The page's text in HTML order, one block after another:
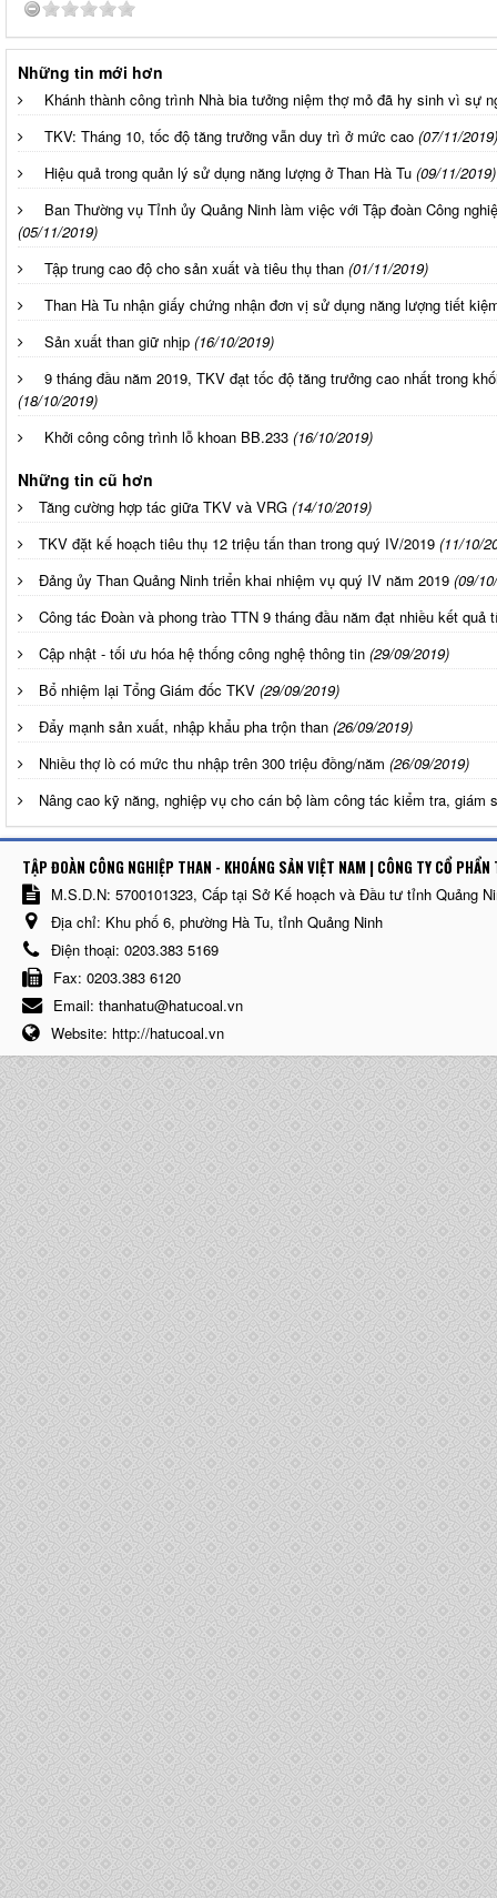
Những tin mới hơn
Khánh thành công trình Nhà bia tưởng niệm thợ mỏ đã hy sinh vì sự
TKV: Tháng 10, tốc độ tăng trưởng vẫn duy trì ở mức cao (07/11/2019)
Hiệu quả trong quản lý sử dụng năng lượng ở Than Hà Tu (09/11/2019)
Ban Thường vụ Tỉnh ủy Quảng Ninh làm việc với Tập đoàn Công
(05/11/2019)
Tập trung cao độ cho sản xuất và tiêu thụ than (01/11/2019)
Than Hà Tu nhận giấy chứng nhận đơn vị sử dụng năng lượng tiết
Sản xuất than giữ nhịp (16/10/2019)
9 tháng đầu năm 2019, TKV đạt tốc độ tăng trưởng cao nhất trong
(18/10/2019)
Khởi công công trình lỗ khoan BB.233 (16/10/2019)
Những tin cũ hơn
Tăng cường hợp tác giữa TKV và VRG (14/10/2019)
TKV đặt kế hoạch tiêu thụ 12 triệu tấn than trong quý IV/2019 (11/10/
Đảng ủy Than Quảng Ninh triển khai nhiệm vụ quý IV năm 2019 (09/
Công tác Đoàn và phong trào TTN 9 tháng đầu năm đạt nhiều kết quả
Cập nhật - tối ưu hóa hệ thống công nghệ thông tin (29/09/2019)
Bổ nhiệm lại Tổng Giám đốc TKV (29/09/2019)
Đẩy mạnh sản xuất, nhập khẩu pha trộn than (26/09/2019)
Nhiều thợ lò có mức thu nhập trên 300 triệu đồng/năm (26/09/2019)
Nâng cao kỹ năng, nghiệp vụ cho cán bộ làm công tác kiểm tra, giám
TẬP ĐOÀN CÔNG NGHIỆP THAN - KHOÁNG SẢN VIỆT NAM | CÔNG TY CỔ
M.S.D.N: 5700101323, Cấp tại Sở Kế hoạch và Đầu tư tỉnh Quảng
Địa chỉ: Khu phố 6, phường Hà Tu, tỉnh Quảng Ninh
Điện thoại: 0203.383 5169
Fax: 0203.383 6120
Email: thanhatu@hatucoal.vn
Website: http://hatucoal.vn